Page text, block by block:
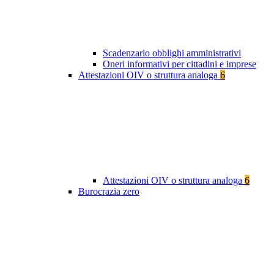
Scadenzario obblighi amministrativi
Oneri informativi per cittadini e imprese
Attestazioni OIV o struttura analoga 6
Attestazioni OIV o struttura analoga 6
Burocrazia zero